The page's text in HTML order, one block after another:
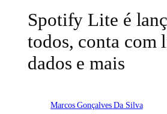
Spotify Lite é
todos, conta com
dados e mais
Marcos Gonçalves Da Silva